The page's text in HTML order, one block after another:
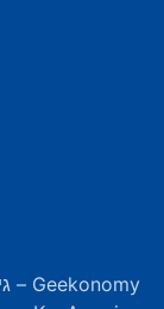
Geekonomy – גיקונומי